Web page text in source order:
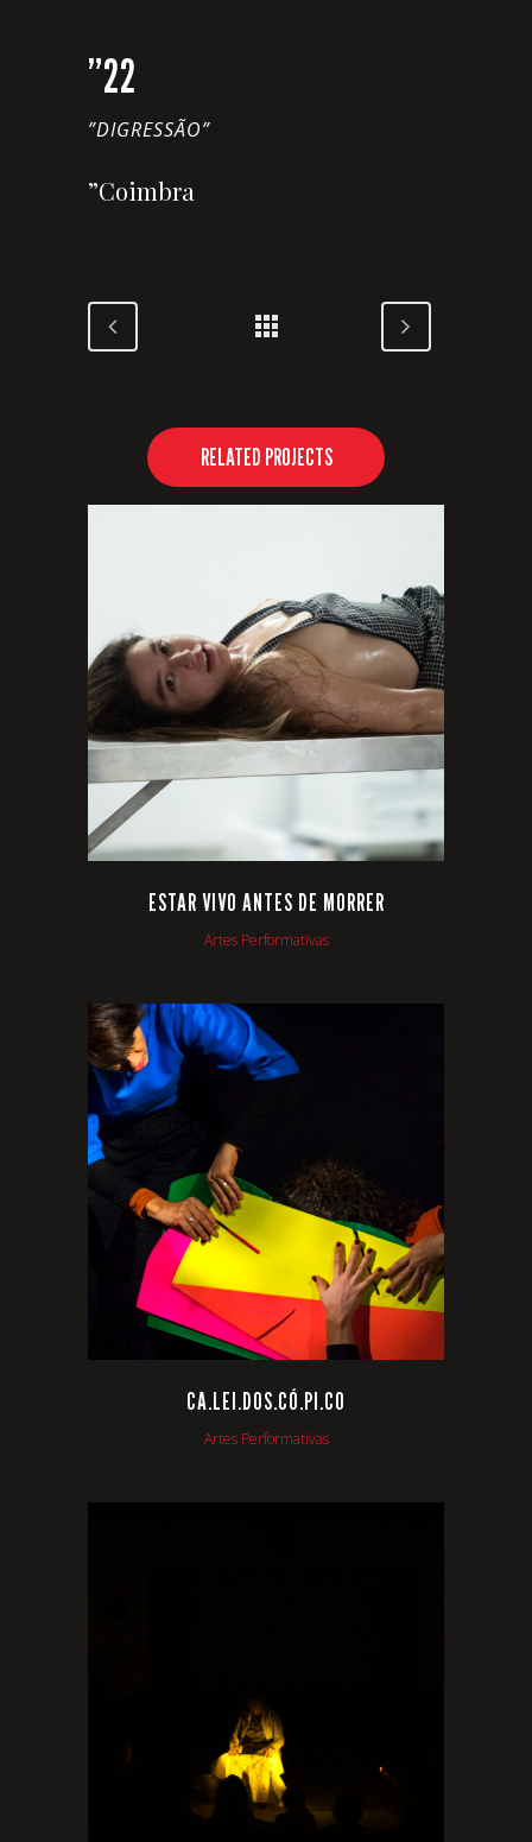
”22
”DIGRESSÃO”
”Coimbra
RELATED PROJECTS
VIEW
ESTAR VIVO ANTES DE MORRER
Artes Performativas
VIEW
CA.LEI.DOS.CÓ.PI.CO
Artes Performativas